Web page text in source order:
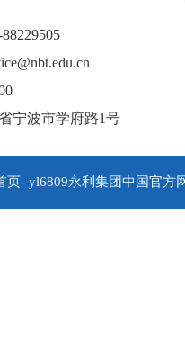
宁波市学府路1号
页- yl6809永利集团中国官方